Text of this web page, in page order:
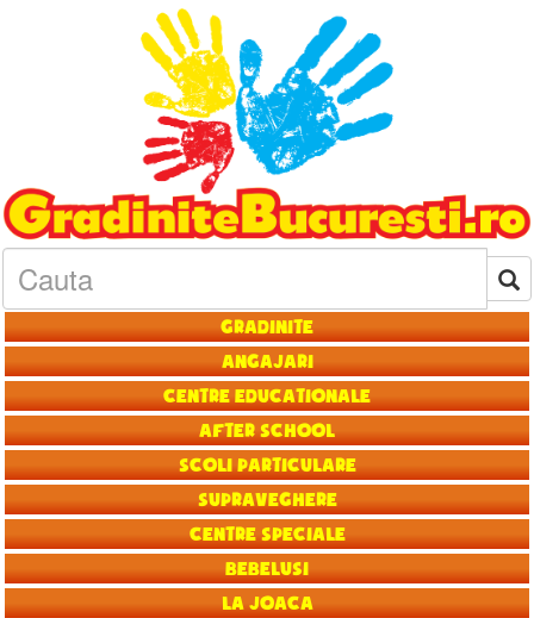
Gradinite
Angajari
Centre educationale
After School
Scoli particulare
Supraveghere
Centre speciale
Bebelusi
La joaca